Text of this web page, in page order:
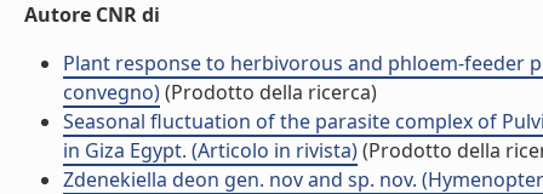
Autore CNR di
Plant response to herbivorous and phloem-feeder
convegno)(Prodotto della ricerca)
Seasonal fluctuation of the parasite complex of
in Giza Egypt. (Articolo in rivista)(Prodotto della
Zdenekiella deon gen. nov and sp. nov.